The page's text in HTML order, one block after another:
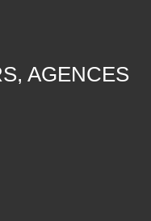
AGENCES